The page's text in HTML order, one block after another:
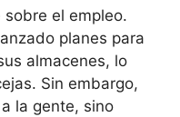
el empleo.
planes para
almacenes, lo
Sin embargo,
la gente, sino